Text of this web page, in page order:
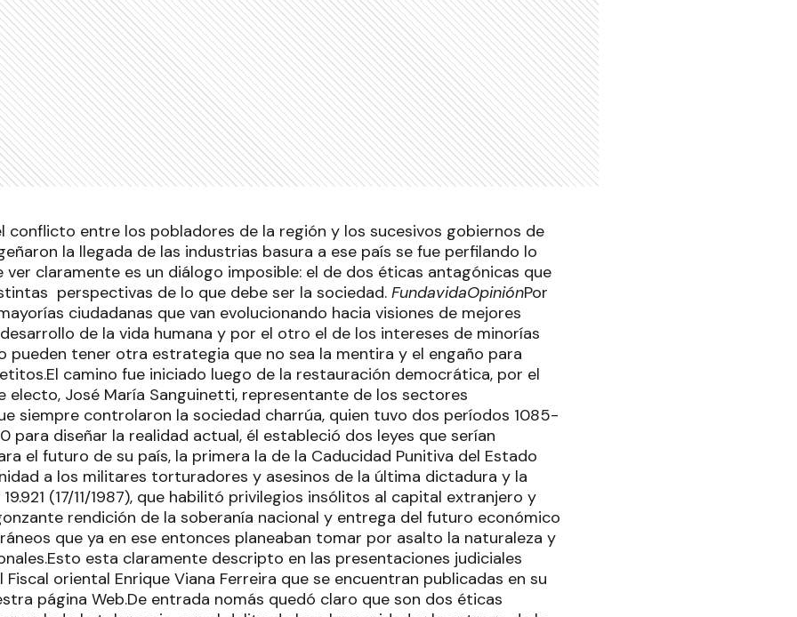
conflicto entre los pobladores de la región y los sucesivos gobiernos de
la llegada de las industrias basura a ese país se fue perfilando lo
ver claramente es un diálogo imposible: el de dos éticas antagónicas que
perspectivas de lo que debe ser la sociedad. FundavidaOpiniónPor
ciudadanas que van evolucionando hacia visiones de mejores
de la vida humana y por el otro el de los intereses de minorías
pueden tener otra estrategia que no sea la mentira y el engaño para
camino fue iniciado luego de la restauración democrática, por el
electo, José María Sanguinetti, representante de los sectores
siempre controlaron la sociedad charrúa, quien tuvo dos períodos 1085-
para diseñar la realidad actual, él estableció dos leyes que serían
el futuro de su país, la primera la de la Caducidad Punitiva del Estado
a los militares torturadores y asesinos de la última dictadura y la
19.921 (17/11/1987), que habilitó privilegios insólitos al capital extranjero y
rendición de la soberanía nacional y entrega del futuro económico
que ya en ese entonces planeaban tomar por asalto la naturaleza y
esta claramente descripto en las presentaciones judiciales
oriental Enrique Viana Ferreira que se encuentran publicadas en su
página Web.De entrada nomás quedó claro que son dos éticas